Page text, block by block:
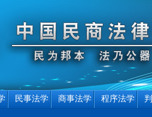
民事法学 商事法学 程序法学